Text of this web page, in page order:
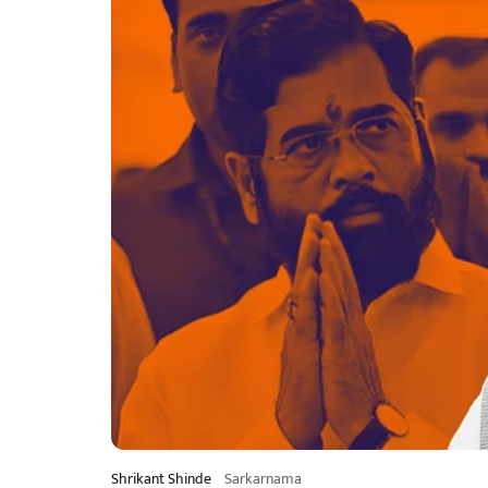
Shrikant Shinde Sarkarnama